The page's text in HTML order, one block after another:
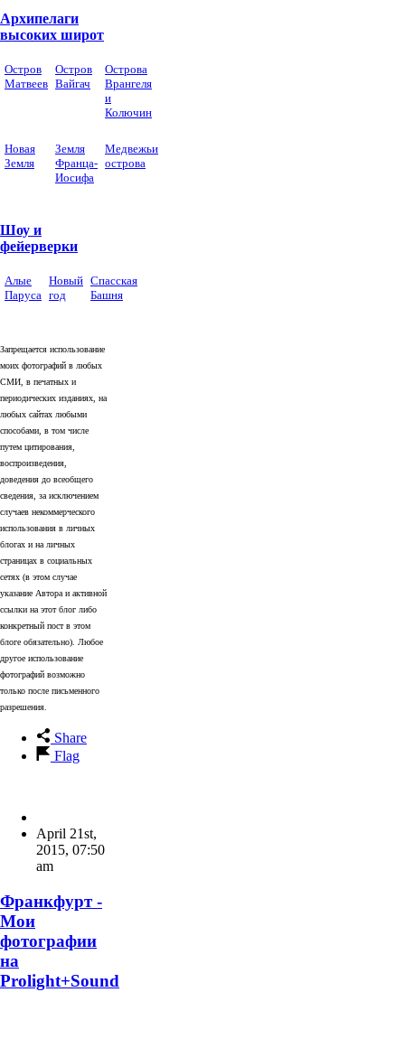
Архипелаги
высоких широт
Остров
Матвеев
Остров
Вайгач
Острова
Врангеля
и
Колючин
Новая
Земля
Земля
Франца-
Иосифа
Медвежьи
острова
Шоу и
фейерверки
Алые
Паруса
Новый
год
Спасская
Башня
Запрещается использование
моих фотографий в любых
СМИ, в печатных и
периодических изданиях, на
любых сайтах любыми
способами, в том числе
путем цитирования,
воспроизведения,
доведения до всеобщего
сведения, за исключением
случаев некоммерческого
использования в личных
блогах и на личных
страницах в социальных
сетях (в этом случае
указание Автора и активной
ссылки на этот блог либо
конкретный пост в этом
блоге обязательно). Любое
другое использование
фотографий возможно
только после письменного
разрешения.
Share
Flag
April 21st,
2015, 07:50
am
Франкфурт -
Мои
фотографии
на
Prolight+Sound